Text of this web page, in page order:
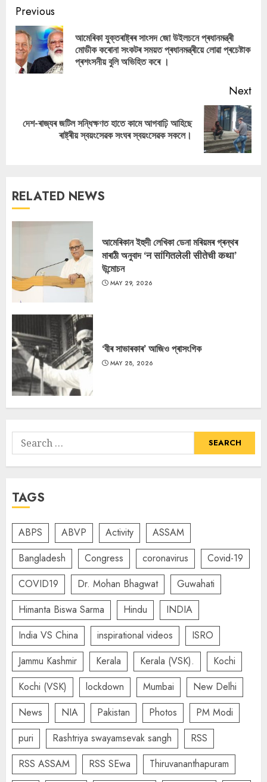
Continue
Reading
Previous
আমেৰিকা যুক্তৰাষ্ট্ৰৰ সাংসদ জো উইলচনে প্ৰধানমন্ত্ৰী
মোডীক কৰোনা সংকটৰ সময়ত প্ৰধানমন্ত্ৰীয়ে লোৱা প্ৰচেষ্টাক
প্ৰশংসনীয় বুলি অভিহিত কৰে ।
Next
Next
দেশ-ৰাজ্যৰ জটিল সন্ধিক্ষণত হাতে কামে আগবাঢ়ি আহিছে
ৰাষ্ট্ৰীয় স্বয়ংসেৱক সংঘৰ স্বয়ংসেৱক সকলে।
RELATED NEWS
আমেৰিকান ইহুদী লেখিকা ডেনা মৰিয়মৰ গ্ৰন্থৰ
মাৰাঠী অনুবাদ ‘न सांगितलेली सीतेची कथा’
উন্মোচন
MAY 29, 2026
‘বীৰ সাভাৰকাৰ’ আজিও প্ৰাসংগিক
MAY 28, 2026
Search
for:
TAGS
ABPS ABVP Activity
ASSAM
Bangladesh
Congress coronavirus
Covid-19
COVID19
Dr. Mohan Bhagwat
Guwahati
Himanta Biswa Sarma
Hindu
INDIA
India VS China
inspirational videos
ISRO
Jammu Kashmir
Kerala Kerala (VSK).
Kochi
Kochi (VSK)
lockdown Mumbai
New Delhi
News
NIA Pakistan Photos
PM Modi
puri
Rashtriya swayamsevak sangh
RSS
RSS ASSAM
RSS SEwa
Thiruvananthapuram